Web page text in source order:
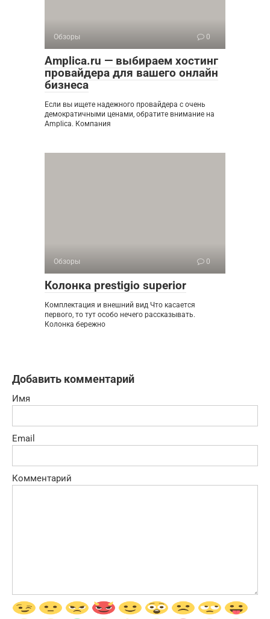
Обзоры 0
Amplica.ru — выбираем хостинг
провайдера для вашего онлайн
бизнеса
Если вы ищете надежного провайдера с очень
демократичными ценами, обратите внимание на
Amplica. Компания
Обзоры 0
Колонка prestigio superior
Комплектация и внешний вид Что касается
первого, то тут особо нечего рассказывать.
Колонка бережно
Добавить комментарий
Имя
Email
Комментарий